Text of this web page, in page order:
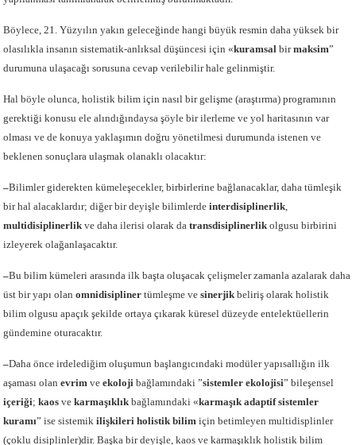
Böylece, 21. Yüzyılın yakın geleceğinde hangi büyük resmin daha yüksek bir
olasılıkla insanın sistematik-anlıksal düşüncesi için «kuramsalbirmaksim”
durumuna ulaşacağı sorusuna cevap verilebilir hale gelinmiştir.
Hal böyle olunca, holistik bilim için nasıl bir gelişme (araştırma) programının
gerektiği konusu ele alındığındaysa şöyle bir ilerleme ve yol haritasının var
olması ve de konuya yaklaşımın doğru yönetilmesi durumunda istenen ve
beklenen sonuçlara ulaşmak olanaklı olacaktır:
–Bilimler giderekten kümeleşecekler, birbirlerine bağlanacaklar, daha tümleşik
bir hal alacaklardır; diğer bir deyişle bilimlerdeinterdisiplinerlik,
multidisiplinerlik ve daha ilerisi olarak datransdisiplinerlikolgusu birbirini
izleyerek olağanlaşacaktır.
–Bu bilim kümeleri arasında ilk başta oluşacak çelişmeler zamanla azalarak daha
üst bir yapı olanomnidisipliner tümleşme vesinerjik beliriş olarak holistik
bilim olgusu apaçık şekilde ortaya çıkarak küresel düzeyde entelektüellerin
gündemine oturacaktır.
–Daha önce irdelediğim oluşumun başlangıcındaki modüler yapısallığın ilk
aşaması olanevrim veekoloji bağlamındaki ”sistemler ekolojisi” bileşensel
içeriği;kaos vekarmaşıklık bağlamındaki «karmaşık adaptif sistemler
kuramı” ise sistemik ilişkileri holistik bilimiçin betimleyen multidisplinler
(çoklu disiplinler)dir. Başka bir deyişle, kaos ve karmaşıklık holistik bilim